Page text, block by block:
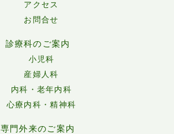
アクセス
お問合せ
診療科のご案内
小児科
産婦人科
内科・老年内科
心療内科・精神科
専門外来のご案内